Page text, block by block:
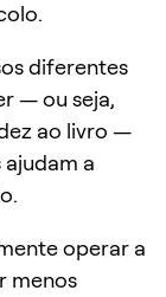
diferentes
— ou seja,
ao livro —
a
operar a
menos